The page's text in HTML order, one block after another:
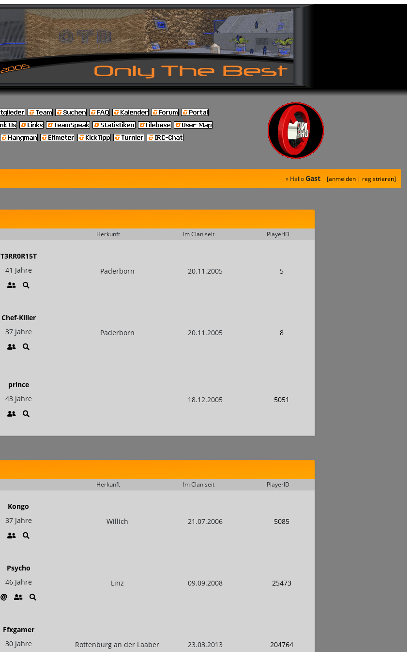
» HalloGast [anmelden| registrieren]
Herkunft Im Clan seit PlayerID
T3RR0R15T
41 Jahre
Paderborn 20.11.2005 5
Chef-Killer
37 Jahre
Paderborn 20.11.2005 8
prince
43 Jahre
18.12.2005 5051
Herkunft Im Clan seit PlayerID
Kongo
37 Jahre
Willich 21.07.2006 5085
Psycho
46 Jahre
Linz 09.09.2008 25473
Ffxgamer
30 Jahre
Rottenburg an der Laaber 23.03.2013 204764